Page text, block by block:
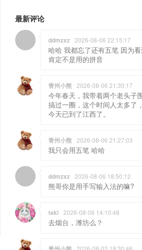
最新评论
ddmzxz 2026-08-06 22:15:17
哈哈 我都忘了还有五笔 因为
肯定不是用的拼音
青州小熊 2026-08-06 21:30:17
今年春天，我带着两个老头子
搞过一圈，这个时间人太多了
今天已到了江西了。
青州小熊 2026-08-06 21:27:03
我只会用五笔 哈哈
ddmzxz 2026-08-06 18:50:12
熊哥你是用手写输入法的嘛?
taki 2026-08-06 14:10:48
去烟台，潍坊么？
2026-08-03 18:30:46